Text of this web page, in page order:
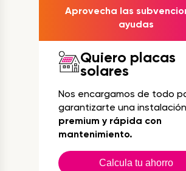
Aprovecha las
ayudas
Quiero placas
solares
Nos encargamos de todo
garantizarte una instalación
premium y rápida con
mantenimiento.
Calcula tu ahorro